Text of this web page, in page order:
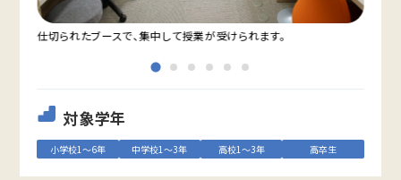
仕切られたブースで、集中して授業が受けられます。
対象学年
小学校1～6年 中学校1～3年 高校1～3年 高卒生